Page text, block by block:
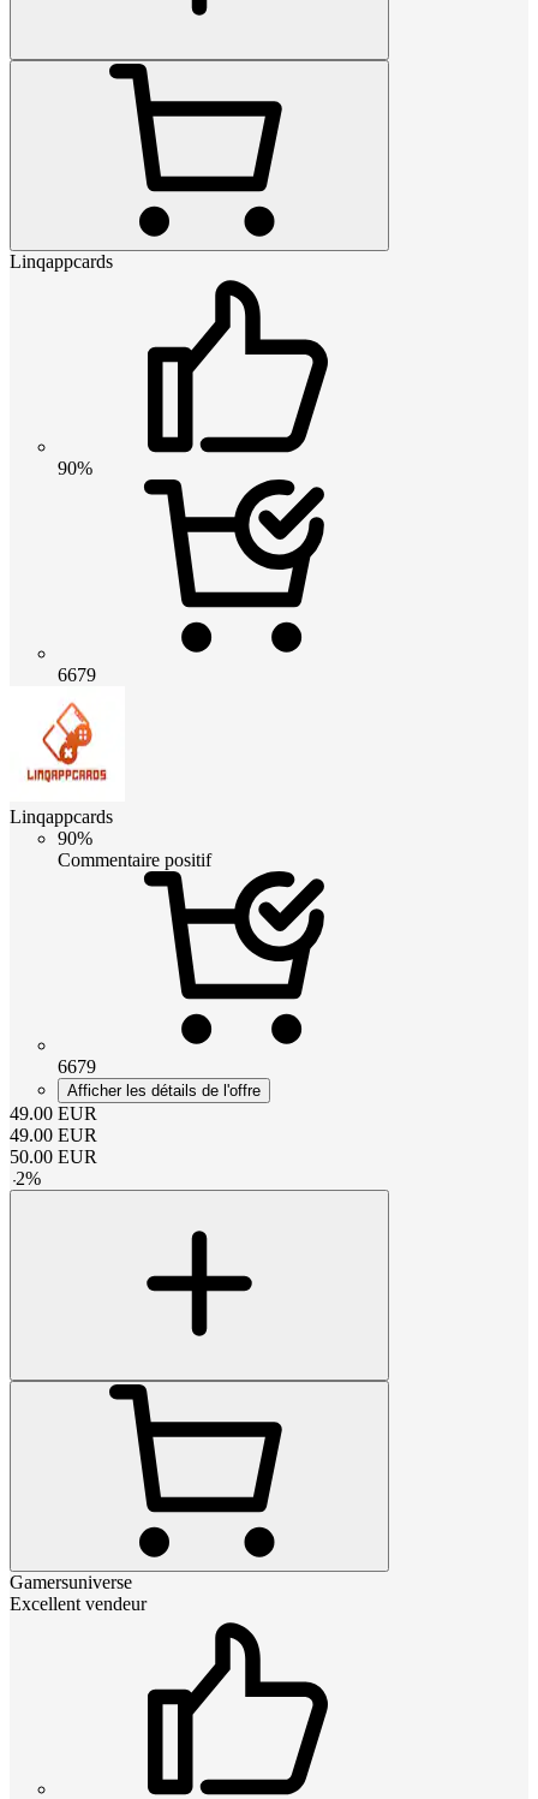
Linqappcards
90%
6679
Linqappcards
90%
Commentaire positif
6679
Afficher les détails de l'offre
49.00 EUR
49.00 EUR
50.00 EUR
-2%
Gamersuniverse
Excellent vendeur